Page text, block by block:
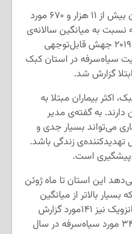
استان کبک در سال جاری تاکنون بیش از ۱۱ هزار و ۶۷۰ مورد
نسبت به میانگین سالانه‌ی
۵۶۲ مورد بین سال‌های ۲۰۱۵ تا ۲۰۱۹ جهش قابل‌توجهی
سیاه‌سرفه در استان کبک
اکثر بیماران مبتلا به
تا ۱۴ سال سن دارند. به گفته‌ی مدیر
می‌تواند بسیار جدی و
تهدیدکننده‌ی زندگی باشد.
است.
این استان تا ماه ژوئن
بسیار بالاتر از میانگین
پنج‌ساله‌ی ۹۸ مورد است. نیوبرانزویک نیز ۱۴۱مورد گزارش
کرده که از میانگین پنج ساله‌ی ۳۴ مورد سیاه‌سرفه در سال